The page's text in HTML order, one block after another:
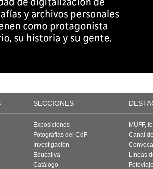
SECCIONES
Exposiciones
Fotografías del CdF
Investigación
Educativa
Catálogo
MUFF,
Canal
Líneas